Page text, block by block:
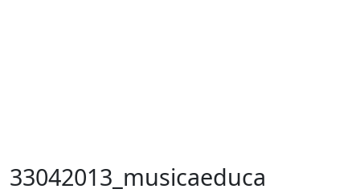
33042013_musicaeduca